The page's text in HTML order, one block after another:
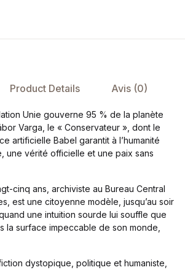
Product Details Avis (0)
Unie gouverne 95 % de la planète
Varga, le « Conservateur », dont le
artificielle Babel garantit à l’humanité
une vérité officielle et une paix sans
cinq ans, archiviste au Bureau Central
est une citoyenne modèle, jusqu’au soir
une intuition sourde lui souffle que
la surface impeccable de son monde,
dystopique, politique et humaniste,